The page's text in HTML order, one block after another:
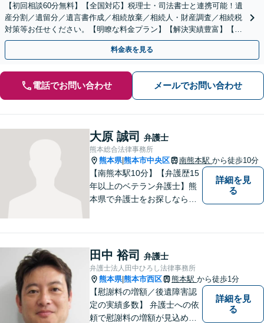
【初回相談60分無料】【全国対応】税理士・司法書士と連携可能！遺
産分割／遺留分／遺言書作成／相続放棄／相続人・財産調査／相続税
対策等お任せください。【明瞭な料金プラン】【解決実績豊富】【電
話相談可】
料金表を見る
電話でお問い合わせ メールでお問い合わせ
大原 誠司 弁護士
熊本総合法律事務所
熊本県|熊本市中央区 南熊本駅 から徒歩10分
【南熊本駅10分】【弁護歴15
年以上のベテラン弁護士】熊
本県で弁護士をお探しなら、
ています。皆様にとって一番
のパートナーとなれるよう、
精一杯取り組ませていただき
ます。
詳細を見
る
田中 裕司 弁護士
弁護士法人田中ひろし法律事務所
熊本県|熊本市西区 熊本駅 から徒歩1分
【慰謝料の増額／後遺障害認
定の実績多数】 弁護士への依
頼で慰謝料の増額が見込めま
詳細を見
る